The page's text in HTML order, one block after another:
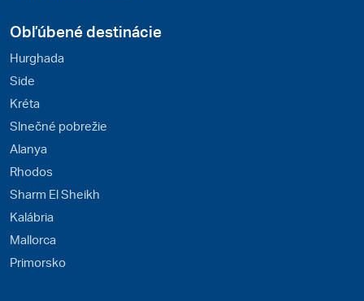
Obľúbené destinácie
Hurghada
Side
Kréta
Slnečné pobrežie
Alanya
Rhodos
Sharm El Sheikh
Kalábria
Mallorca
Primorsko